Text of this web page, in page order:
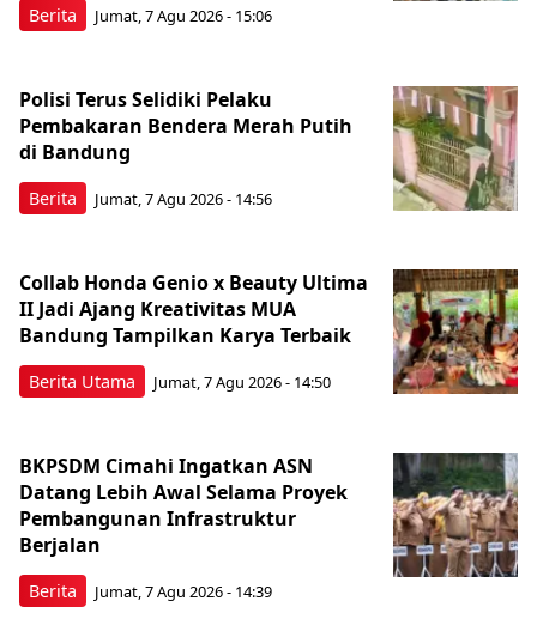
Berita Jumat, 7 Agu 2026 - 15:06
Berita
Polisi Terus Selidiki Pelaku
Pembakaran Bendera Merah Putih
di Bandung
Jumat, 7 Agu 2026 - 14:56
Berita Utama
Collab Honda Genio x Beauty Ultima
II Jadi Ajang Kreativitas MUA
Bandung Tampilkan Karya Terbaik
Jumat, 7 Agu 2026 - 14:50
Berita
BKPSDM Cimahi Ingatkan ASN
Datang Lebih Awal Selama Proyek
Pembangunan Infrastruktur
Berjalan
Jumat, 7 Agu 2026 - 14:39